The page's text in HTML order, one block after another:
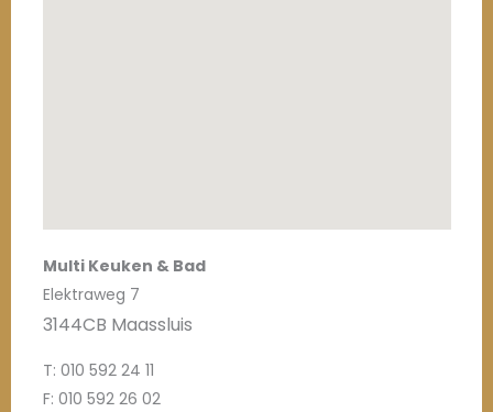
Multi Keuken & Bad
Elektraweg 7
3144CB Maassluis
T: 010 592 24 11
F: 010 592 26 02